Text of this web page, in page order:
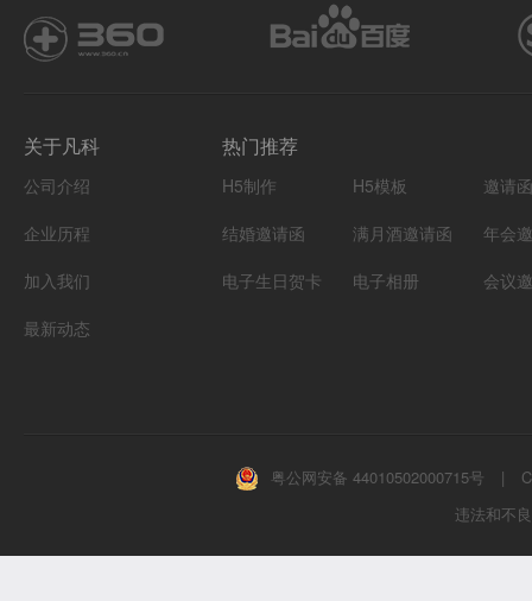
关于凡科
公司介绍
企业历程
加入我们
最新动态
热门推荐
H5制作 H5模板
邀请
结婚邀请函
满月酒邀请函
年会
电子生日贺卡
电子相册 会议
粤公网安备 44010502000715号 |
违法和不